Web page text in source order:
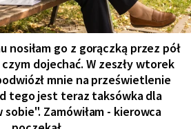
go z gorączką przez pół
dojechać. W zeszły wtorek
mnie na prześwietlenie
tego jest teraz taksówka dla
Zamówiłam - kierowca